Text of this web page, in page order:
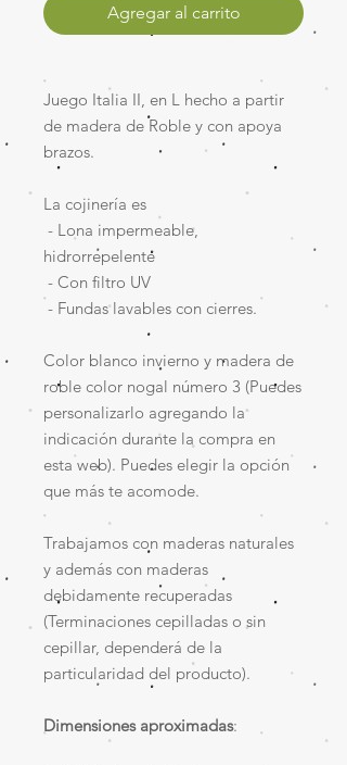
Agregar al carrito
Juego Italia II, en L hecho a partir
de madera de Roble y con apoya
brazos.
La cojinería es
- Lona impermeable,
hidrorrepelente
- Con filtro UV
- Fundas lavables con cierres.
Color blanco invierno y madera de
roble color nogal número 3 (Puedes
personalizarlo agregando la
indicación durante la compra en
esta web). Puedes elegir la opción
que más te acomode.
Trabajamos con maderas naturales
y además con maderas
debidamente recuperadas
(Terminaciones cepilladas o sin
cepillar, dependerá de la
particularidad del producto).
Dimensiones aproximadas: